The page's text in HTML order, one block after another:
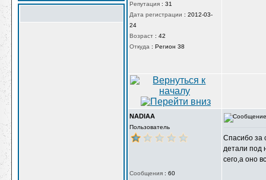
Репутация : 31
Дата регистрации : 2012-03-
24
Возраст : 42
Откуда : Регион 38
NADIAA
Пользователь
Сообщения : 60
Спасибо за
детали под
сего,а оно